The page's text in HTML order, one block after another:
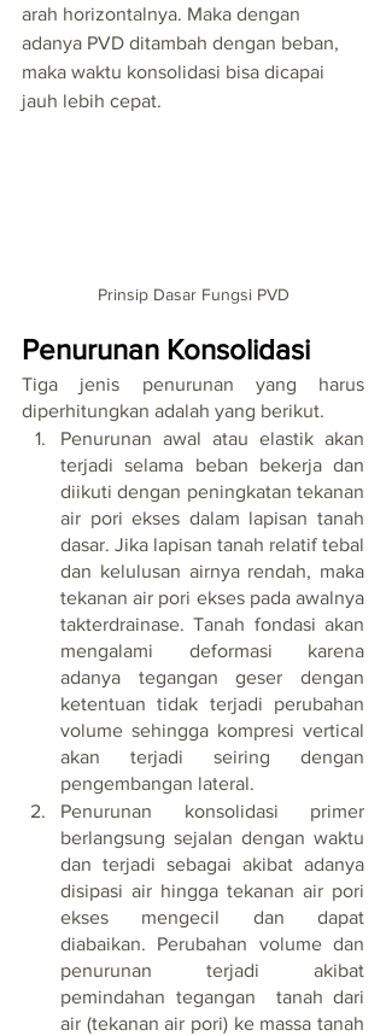
arah horizontalnya. Maka dengan
adanya PVD ditambah dengan beban,
maka waktu konsolidasi bisa dicapai
jauh lebih cepat.
Prinsip Dasar Fungsi PVD
Penurunan Konsolidasi
Tiga jenis penurunan yang harus
diperhitungkan adalah yang berikut.
Penurunan awal atau elastik akan
terjadi selama beban bekerja dan
diikuti dengan peningkatan tekanan
air pori ekses dalam lapisan tanah
dasar. Jika lapisan tanah relatif tebal
dan kelulusan airnya rendah, maka
tekanan air pori ekses pada awalnya
takterdrainase. Tanah fondasi akan
mengalami deformasi karena
adanya tegangan geser dengan
ketentuan tidak terjadi perubahan
volume sehingga kompresi vertical
akan terjadi seiring dengan
pengembangan lateral.
Penurunan konsolidasi primer
berlangsung sejalan dengan waktu
dan terjadi sebagai akibat adanya
disipasi air hingga tekanan air pori
ekses mengecil dan dapat
diabaikan. Perubahan volume dan
penurunan terjadi akibat
pemindahan tegangan  tanah dari
air (tekanan air pori) ke massa tanah